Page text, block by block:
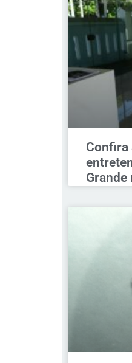
Confira
Grande